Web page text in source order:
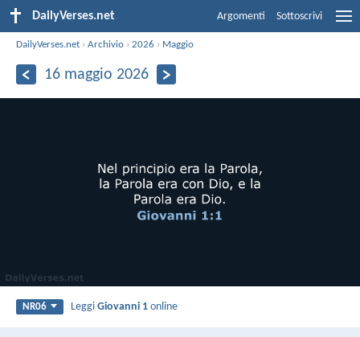
DailyVerses.net Argomenti Sottoscrivi
DailyVerses.net ›Archivio ›2026 › Maggio
16 maggio 2026
NR06 LeggiGiovanni 1 online